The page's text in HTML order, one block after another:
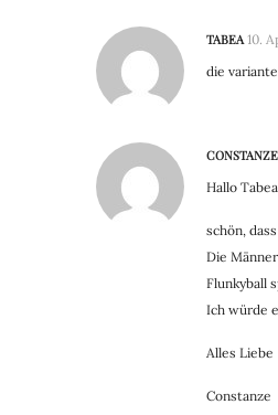
TABEA 10.
die
CONSTANZE
Hallo
schön,
Die
Flunkyball
Ich würde
Alles Liebe
Constanze